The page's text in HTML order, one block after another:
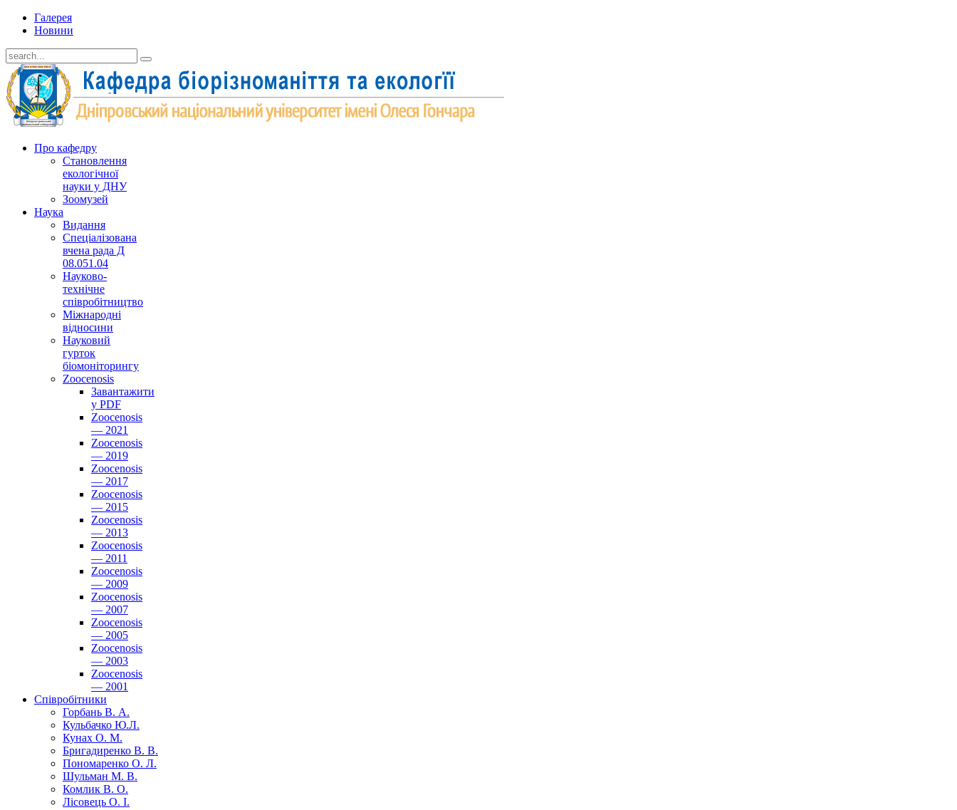
Галерея
Новини
Про кафедру
Cтановлення
екологічної
науки у ДНУ
Зоомузей
Наука
Видання
Спеціалізована
вчена рада Д
08.051.04
Науково-
технічне
співробітництво
Міжнародні
відносини
Науковий
гурток
біомоніторингу
Zoocenosis
Завантажити
у PDF
Zoocenosis
— 2021
Zoocenosis
— 2019
Zoocenosis
— 2017
Zoocenosis
— 2015
Zoocenosis
— 2013
Zoocenosis
— 2011
Zoocenosis
— 2009
Zoocenosis
— 2007
Zoocenosis
— 2005
Zoocenosis
— 2003
Zoocenosis
— 2001
Співробітники
Горбань В. А.
Кульбачко Ю.Л.
Кунах О. М.
Бригадиренко В. В.
Пономаренко О. Л.
Шульман М. В.
Комлик В. О.
Лісовець О. І.